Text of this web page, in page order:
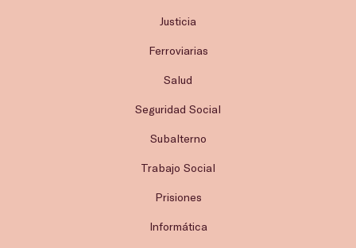
Justicia
Ferroviarias
Salud
Seguridad Social
Subalterno
Trabajo Social
Prisiones
Informática